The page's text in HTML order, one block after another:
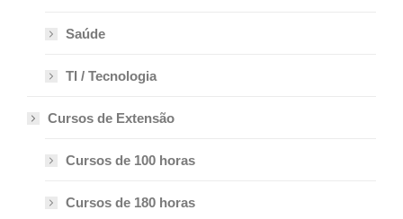
Saúde
TI / Tecnologia
Cursos de Extensão
Cursos de 100 horas
Cursos de 180 horas